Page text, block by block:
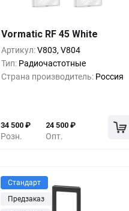
Vormatic RF 45 White
Артикул:V803, V804
Тип: Радиочастотные
Страна производитель: Россия
Розн.
34 500 ₽
Опт.
24 500 ₽
1+ 0%
28 500
Стандарт
Предзаказ